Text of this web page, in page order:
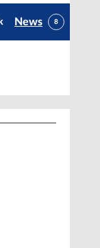
News 8